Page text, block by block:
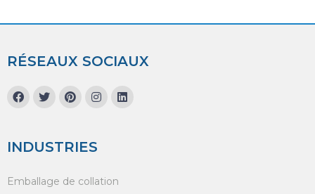
RÉSEAUX SOCIAUX
INDUSTRIES
Emballage de collation